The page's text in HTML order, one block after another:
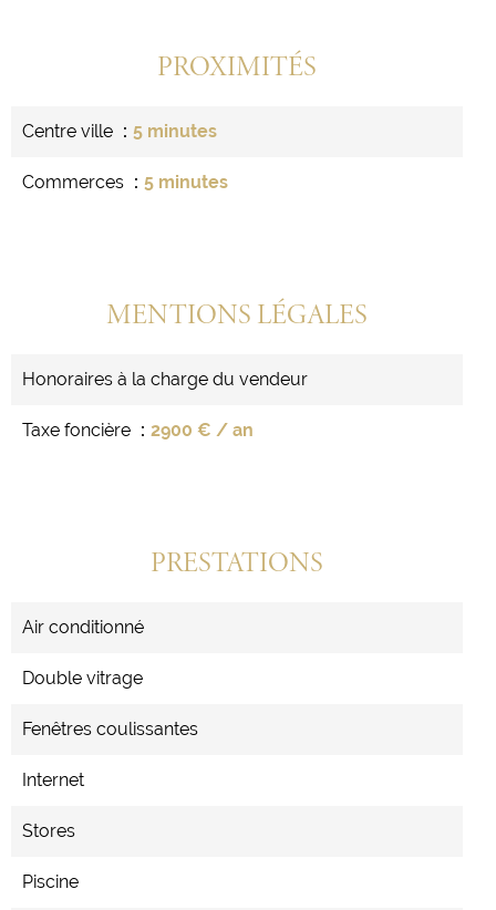
PROXIMITÉS
Centre ville 5 minutes
Commerces 5 minutes
MENTIONS LÉGALES
Honoraires à la charge du vendeur
Taxe foncière 2900 € / an
PRESTATIONS
Air conditionné
Double vitrage
Fenêtres coulissantes
Internet
Stores
Piscine